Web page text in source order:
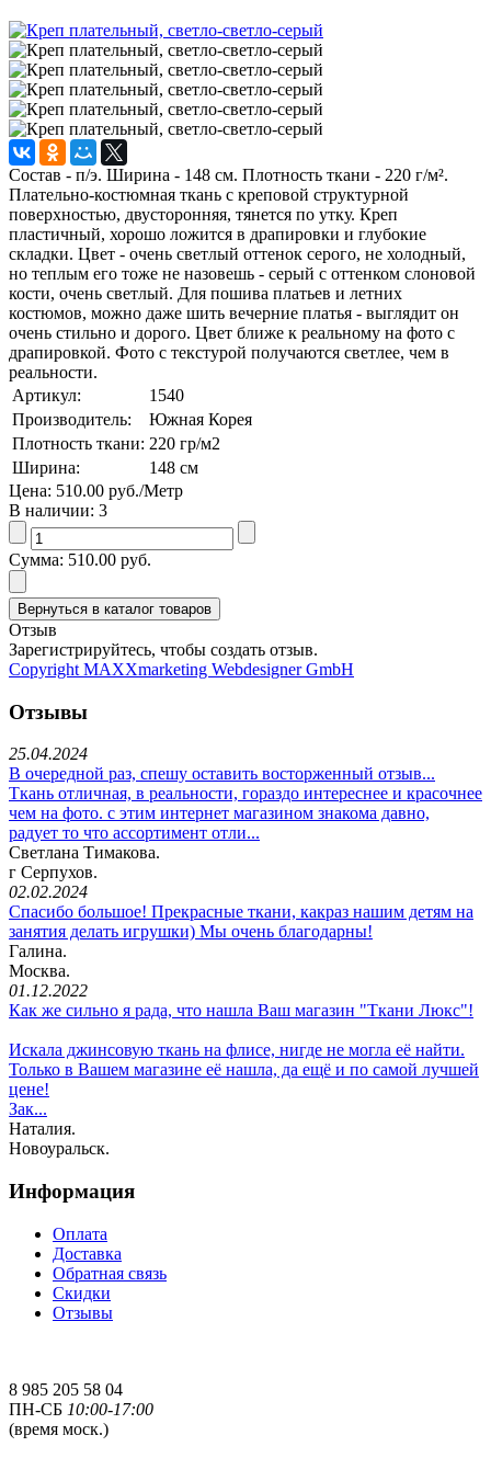
Состав - п/э. Ширина - 148 см. Плотность ткани - 220 г/м².
Плательно-костюмная ткань с креповой структурной
поверхностью, двусторонняя, тянется по утку. Креп
пластичный, хорошо ложится в драпировки и глубокие
складки. Цвет - очень светлый оттенок серого, не холодный,
но теплым его тоже не назовешь - серый с оттенком слоновой
кости, очень светлый. Для пошива платьев и летних
костюмов, можно даже шить вечерние платья - выглядит он
очень стильно и дорого. Цвет ближе к реальному на фото с
драпировкой. Фото с текстурой получаются светлее, чем в
реальности.
Артикул:
1540
Производитель:
Южная Корея
Плотность ткани: 220 гр/м2
Ширина:
148 см
Цена: 510.00 руб./Метр
В наличии: 3
Сумма: 510.00 руб.
Отзыв
Зарегистрируйтесь, чтобы создать отзыв.
Copyright MAXXmarketing Webdesigner GmbH
Отзывы
25.04.2024
В очередной раз, спешу оставить восторженный отзыв...
Ткань отличная, в реальности, гораздо интереснее и красочнее
чем на фото. с этим интернет магазином знакома давно,
радует то что ассортимент отли...
Светлана Тимакова.
г Серпухов.
02.02.2024
Спасибо большое! Прекрасные ткани, какраз нашим детям на
занятия делать игрушки) Мы очень благодарны!
Галина.
Москва.
01.12.2022
Как же сильно я рада, что нашла Ваш магазин "Ткани Люкс"!
Искала джинсовую ткань на флисе, нигде не могла её найти.
Только в Вашем магазине её нашла, да ещё и по самой лучшей
цене!
Зак...
Наталия.
Новоуральск.
Информация
Оплата
Доставка
Обратная связь
Скидки
Отзывы
8 985 205 58 04
ПН-СБ 10:00-17:00
(время моск.)